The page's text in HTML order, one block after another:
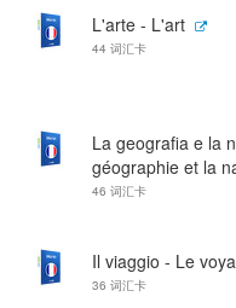
L'arte - L'art
44 词汇卡
La geografia e la
géographie et la
46 词汇卡
Il viaggio - Le
36 词汇卡